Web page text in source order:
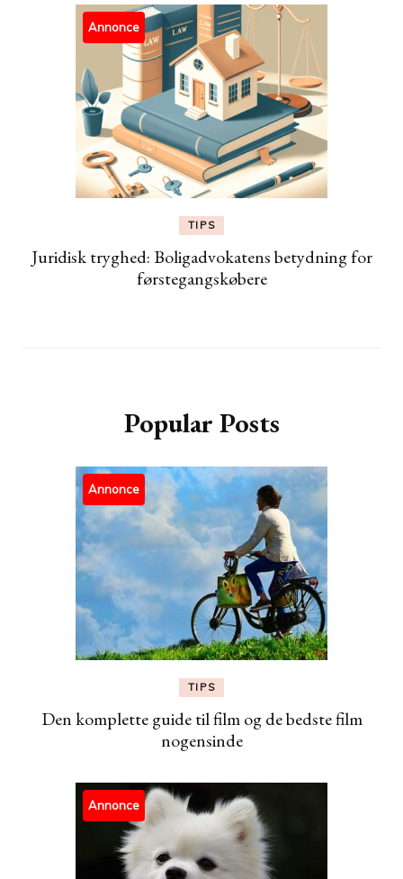
Annonce
TIPS
Juridisk tryghed: Boligadvokatens betydning for
førstegangskøbere
Popular Posts
Annonce
TIPS
Den komplette guide til film og de bedste film
nogensinde
Annonce